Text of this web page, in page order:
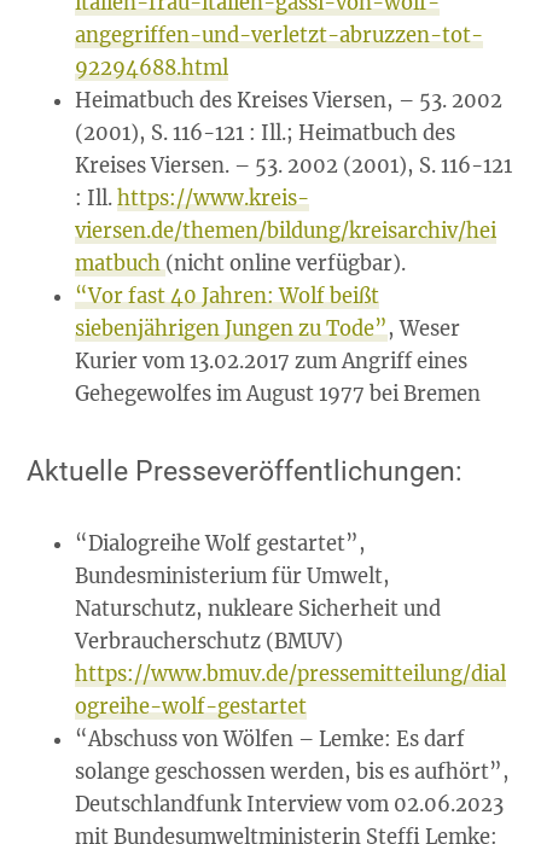
angegriffen-und-verletzt-abruzzen-tot-
92294688.html
Heimatbuch des Kreises Viersen, – 53. 2002
(2001), S. 116-121 : Ill.; Heimatbuch des
Kreises Viersen. – 53. 2002 (2001), S. 116-121
: Ill.https://www.kreis-
viersen.de/themen/bildung/kreisarchiv/hei
matbuch(nicht online verfügbar).
“Vor fast 40 Jahren: Wolf beißt
siebenjährigen Jungen zu Tode”, Weser
Kurier vom 13.02.2017 zum Angriff eines
Gehegewolfes im August 1977 bei Bremen
Aktuelle Presseveröffentlichungen:
“Dialogreihe Wolf gestartet”,
Bundesministerium für Umwelt,
Naturschutz, nukleare Sicherheit und
Verbraucherschutz (BMUV)
https://www.bmuv.de/pressemitteilung/dial
ogreihe-wolf-gestartet
“Abschuss von Wölfen – Lemke: Es darf
solange geschossen werden, bis es aufhört”,
Deutschlandfunk Interview vom 02.06.2023
mit Bundesumweltministerin Steffi Lemke: